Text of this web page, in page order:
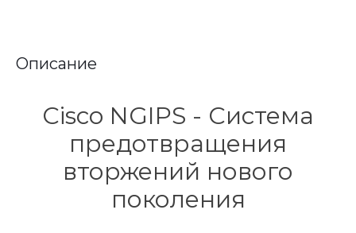
Описание
Cisco NGIPS - Система
предотвращения
вторжений нового
поколения